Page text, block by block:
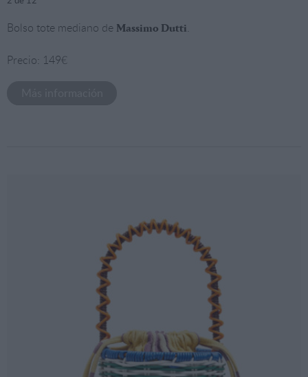
Bolso tote mediano de Massimo Dutti.
Precio: 149€